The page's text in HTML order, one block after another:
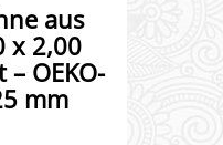
aus
x 2,00
OEKO-
mm